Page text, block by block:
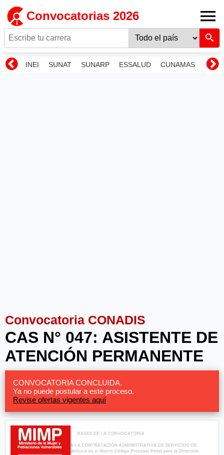
Convocatorias 2026
INEI SUNAT SUNARP ESSALUD CUNAMAS
Convocatoria CONADIS
CAS N° 047: ASISTENTE DE
ATENCIÓN PERMANENTE
CONVOCATORIA CONCLUIDA.
Ya no puede postular a este proceso.
Revise ofertas vigentes aquí